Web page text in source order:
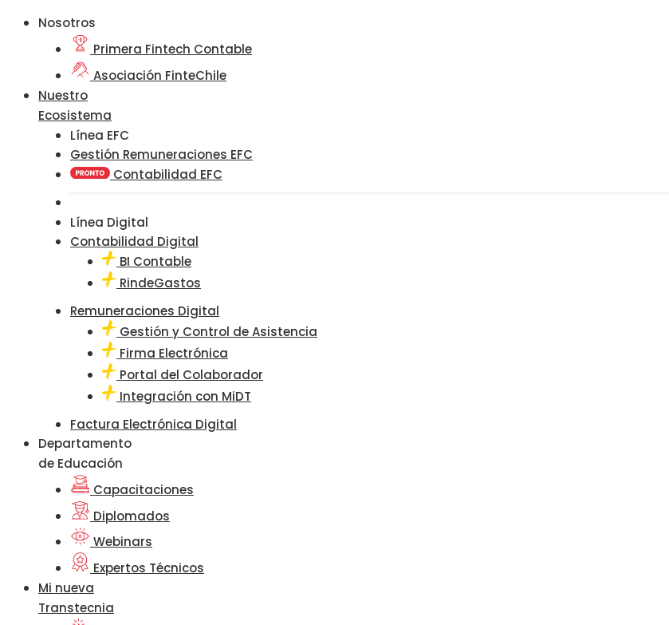
Nosotros
Primera Fintech Contable
Asociación FinteChile
Nuestro
Ecosistema
Línea EFC
Gestión Remuneraciones EFC
Contabilidad EFC
Línea Digital
Contabilidad Digital
BI Contable
RindeGastos
Remuneraciones Digital
Gestión y Control de Asistencia
Firma Electrónica
Portal del Colaborador
Integración con MiDT
Factura Electrónica Digital
Departamento
de Educación
Capacitaciones
Diplomados
Webinars
Expertos Técnicos
Mi nueva
Transtecnia